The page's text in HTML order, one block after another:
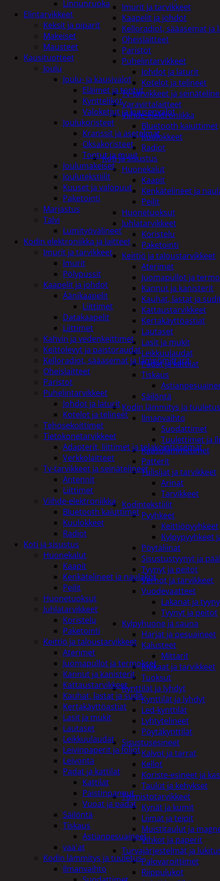
Imurit ja tarvikkeet
Kaapelit ja johdot
Kelloradiot, sääasemat
Oheislaitteet
Paristot
Puhelintarvikkeet
Johdot ja laturit
Kotelot ja telineet
Tv-tarvikkeet ja
Varavirtalaitteet
Viihde-elektroniikka
Bluetooth kaiuttimet
Kuulokkeet
Radiot
Koti ja sisustus
Huonekalut
Kaapit
Kenkätelineet ja
Peilit
Huonetuoksut
Juhlatarvikkeet
Koristelu
Paketointi
Keittiö ja taloustarvikkeet
Aterimet
Juomapullot ja
Kannut ja kanisterit
Kauhat, lastat ja
Kattaustarvikkeet
Kertakäyttöastiat
Lautaset
Lasit ja mukit
Leikkuulaudat
Padat ja kattilat
Tiskaus
Säilöntä
Kodin lämmitys ja tuuletus
Ilmanvaihto
Suodattimet
Tuulettimet ja
Kaasulämmittimet
Patterit
Tulisijat ja tarvikkeet
Arinat
Tarvikkeet
Kodintekstiilit
Pyyhkeet
Keittiöpyyhkeet
Kylpypyyhkeet
Pöytäliinat
Sisustustyynyt ja
Tyynyt ja peitot
Verhot ja tarvikkeet
Vuodevaatteet
Lakanat ja
Tyynyt ja peitot
Kylpyhuone ja sauna
Harjat ja pesuaineet
Kalusteet
Mittarit
Kiukaat ja tarvikkeet
Tuoksut
Kynttilät ja lyhdyt
Kynttilät ja lyhdyt
Led-kynttilät
Lyhtytelineet
Pöytäkynttilät
Sisustusesineet
Kalvot ja tarrat
Kellot
Koriste-esineet ja
Taulut ja kehykset
Toimistotarvikkeet
Kynät ja kumit
Liimat ja teipit
Muistitaulut ja
Vihkot ja paperit
Turvajärjestelmät ja
Palovaroittimet
Riippulukot
Linnunruoka
Elintarvikkeet
Keksit ja piparit
Makeiset
Mausteet
Kausituotteet
Joulu
Joulu- ja kausivalot
Eläimet ja tontut
Kyntteliköt
Valoketjut ja kuusenvalot
Joulukoristeet
Kranssit ja asetelmat
Oksakoristeet
Tontut ja muut
Joulumakeiset
Joulutekstiilit
Kuuset ja valopuut
Paketointi
Marjastus
Talvi
Lumityövälineet
Kodin elektroniikka ja laitteet
Imurit ja tarvikkeet
Imurit
Pölypussit
Kaapelit ja johdot
Äänikaapelit
Liittimet
Datakaapelit
Liittimet
Kahvin ja vedenkeittimet
Keittolevyt ja paistoraudat
Kelloradiot, sääasemat ja lämpömittarit
Oheislaitteet
Paristot
Puhelintarvikkeet
Johdot ja laturit
Kotelot ja telineet
Tehosekoittimet
Tietokonetarvikkeet
Adapterit, liittimet ja telakointiasemat
Verkkolaitteet
Tv-tarvikkeet ja seinätelineet
Antennit
Liittimet
Viihde-elektroniikka
Bluetooth kaiuttimet
Kuulokkeet
Radiot
Koti ja sisustus
Huonekalut
Kaapit
Kenkätelineet ja naulakot
Peilit
Huonetuoksut
Juhlatarvikkeet
Koristelu
Paketointi
Keittiö ja taloustarvikkeet
Aterimet
Juomapullot ja termokset
Kannut ja kanisterit
Kattaustarvikkeet
Kauhat, lastat ja sudit
Kertakäyttöastiat
Lasit ja mukit
Lautaset
Leikkuulaudat
Leivinpaperit ja foliot
Leivonta
Padat ja kattilat
Kattilat
Paistinpannut
Vuoat ja padat
Säilöntä
Tiskaus
Astianpesuaineet
vaa'at
Kodin lämmitys ja tuuletus
Ilmanvaihto